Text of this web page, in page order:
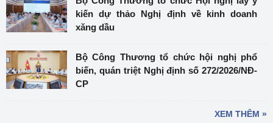
kiến dự thảo Nghị định về kinh doanh
xăng dầu
Bộ Công Thương tổ chức hội nghị phổ
biến, quán triệt Nghị định số 272/2026/NĐ-
CP
XEM THÊM »